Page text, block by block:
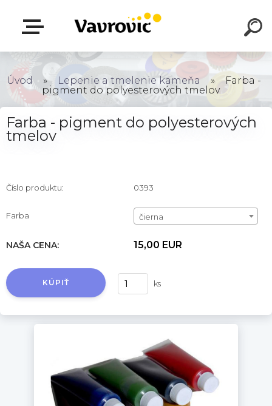
Úvod » Lepenie a tmelenie kameňa »
Farba -
pigment do polyesterových tmelov
Farba - pigment do polyesterových
tmelov
Číslo produktu: 0393
Farba čierna
NAŠA CENA: 15,00 EUR
ks
KÚPIŤ